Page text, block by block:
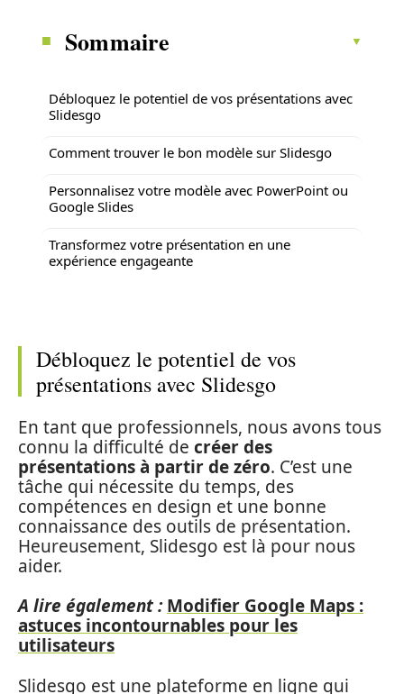
Sommaire
Débloquez le potentiel de vos présentations avec
Slidesgo
Comment trouver le bon modèle sur Slidesgo
Personnalisez votre modèle avec PowerPoint ou
Google Slides
Transformez votre présentation en une
expérience engageante
Débloquez le potentiel de vos
présentations avec Slidesgo
En tant que professionnels, nous avons tous
connu la difficulté de créer des
présentations à partir de zéro. C’est une
tâche qui nécessite du temps, des
compétences en design et une bonne
connaissance des outils de présentation.
Heureusement, Slidesgo est là pour nous
aider.
A lire également : Modifier Google Maps :
astuces incontournables pour les
utilisateurs
Slidesgo est une plateforme en ligne qui